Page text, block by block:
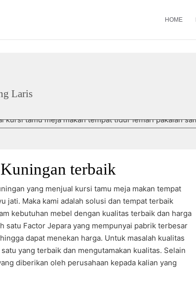
HOME
Laris
terbaik
yang menjual kursi tamu meja makan tempat
jati. Maka kami adalah solusi dan tempat terbaik
kebutuhan mebel dengan kualitas terbaik dan harga
satu Factor Jepara yang mempunyai pabrik terbesar
dapat menekan harga. Untuk masalah kualitas
yang terbaik dan mengutamakan kualitas. Selain
diberikan oleh perusahaan kepada kalian yang